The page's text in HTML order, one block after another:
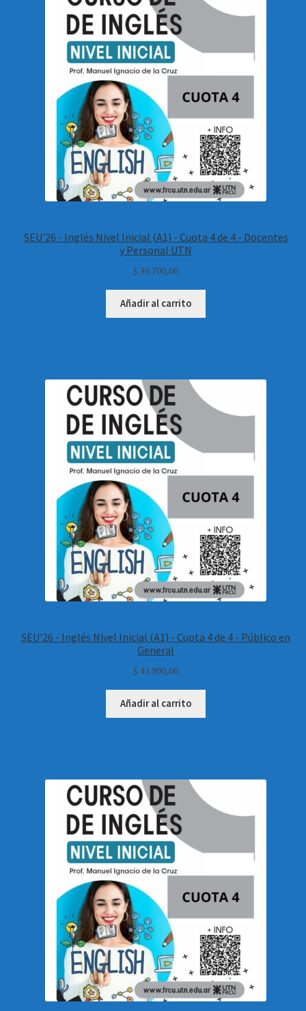
SEU'26 - Inglés Nivel Inicial (A1) - Cuota 4 de 4 - Docentes
y Personal UTN
$ 36.700,00
Añadir al carrito
SEU'26 - Inglés Nivel Inicial (A1) - Cuota 4 de 4 - Público en
General
$ 41.900,00
Añadir al carrito